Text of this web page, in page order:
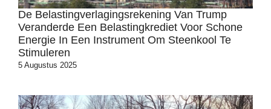
De Belastingverlagingsrekening Van Trump
Veranderde Een Belastingkrediet Voor Schone
Energie In Een Instrument Om Steenkool Te
Stimuleren
5 Augustus 2025